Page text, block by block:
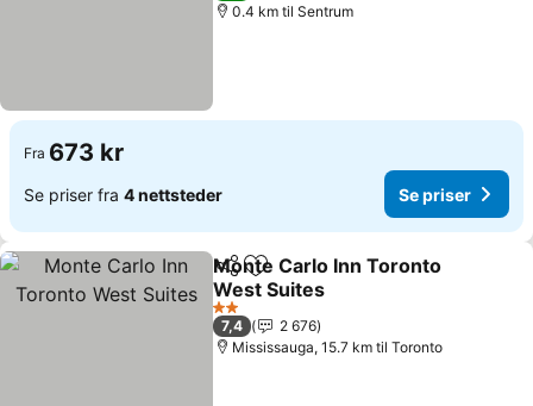
0.4 km til Sentrum
Fra 673 kr
Se priser fra 4 nettsteder Se priser
Del Legg til i favoritter
Monte Carlo Inn Toronto
West Suites
2 Stjerner
7,4
2 676
Mississauga, 15.7 km til Toronto